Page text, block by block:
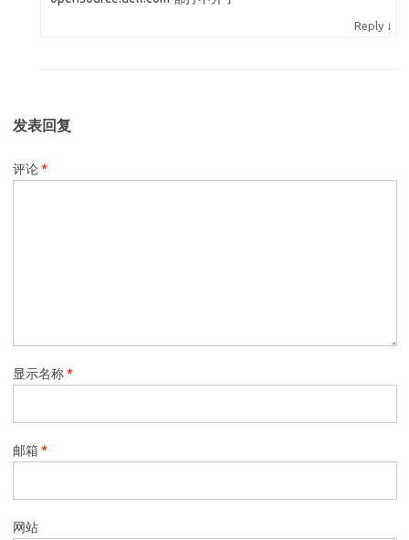
Reply ↓
发表回复
评论*
显示名称*
邮箱*
网站